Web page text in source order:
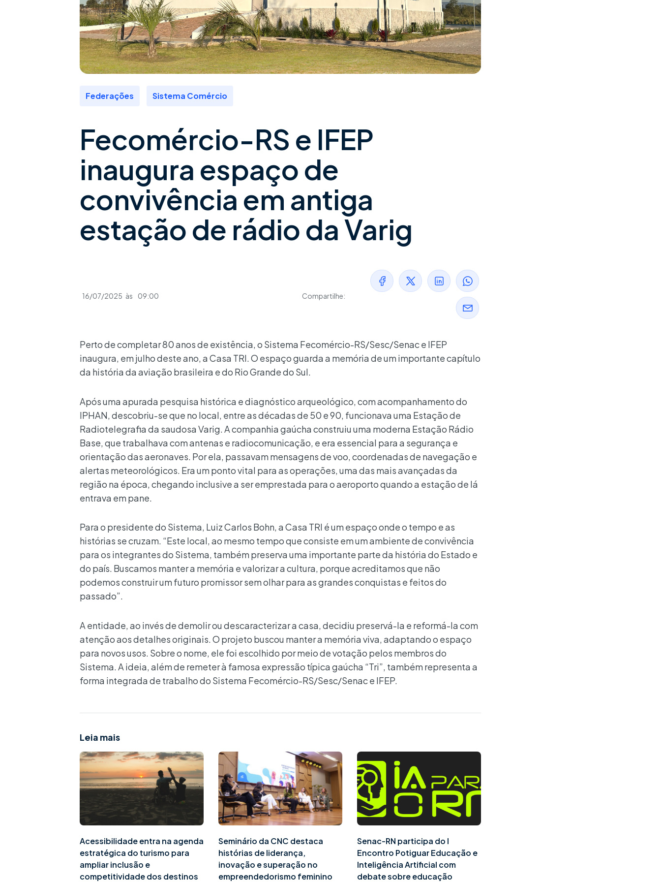
Federações Sistema Comércio
Fecomércio-RS e IFEP
inaugura espaço de
convivência em antiga
estação de rádio da Varig
16/07/2025 às 09:00 Compartilhe:
Perto de completar 80 anos de existência, o Sistema Fecomércio-RS/Sesc/Senac e IFEP
inaugura, em julho deste ano, a Casa TRI. O espaço guarda a memória de um importante capítulo
da história da aviação brasileira e do Rio Grande do Sul.
Após uma apurada pesquisa histórica e diagnóstico arqueológico, com acompanhamento do
IPHAN, descobriu-se que no local, entre as décadas de 50 e 90, funcionava uma Estação de
Radiotelegrafia da saudosa Varig. A companhia gaúcha construiu uma moderna Estação Rádio
Base, que trabalhava com antenas e radiocomunicação, e era essencial para a segurança e
orientação das aeronaves. Por ela, passavam mensagens de voo, coordenadas de navegação e
alertas meteorológicos. Era um ponto vital para as operações, uma das mais avançadas da
região na época, chegando inclusive a ser emprestada para o aeroporto quando a estação de lá
entrava em pane.
Para o presidente do Sistema, Luiz Carlos Bohn, a Casa TRI é um espaço onde o tempo e as
histórias se cruzam. “Este local, ao mesmo tempo que consiste em um ambiente de convivência
para os integrantes do Sistema, também preserva uma importante parte da história do Estado e
do país. Buscamos manter a memória e valorizar a cultura, porque acreditamos que não
podemos construir um futuro promissor sem olhar para as grandes conquistas e feitos do
passado”.
A entidade, ao invés de demolir ou descaracterizar a casa, decidiu preservá-la e reformá-la com
atenção aos detalhes originais. O projeto buscou manter a memória viva, adaptando o espaço
para novos usos. Sobre o nome, ele foi escolhido por meio de votação pelos membros do
Sistema. A ideia, além de remeter à famosa expressão típica gaúcha “Tri”, também representa a
forma integrada de trabalho do Sistema Fecomércio-RS/Sesc/Senac e IFEP.
Leia mais
Acessibilidade entra na agenda
estratégica do turismo para
ampliar inclusão e
competitividade dos destinos
Seminário da CNC destaca
histórias de liderança,
inovação e superação no
empreendedorismo feminino
Senac-RN participa do I
Encontro Potiguar Educação e
Inteligência Artificial com
debate sobre educação